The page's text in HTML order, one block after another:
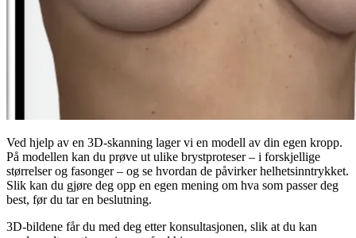
Ved hjelp av en 3D-skanning lager vi en modell av din egen kropp.
På modellen kan du prøve ut ulike brystproteser – i forskjellige
størrelser og fasonger – og se hvordan de påvirker helhetsinntrykket.
Slik kan du gjøre deg opp en egen mening om hva som passer deg
best, før du tar en beslutning.
3D-bildene får du med deg etter konsultasjonen, slik at du kan